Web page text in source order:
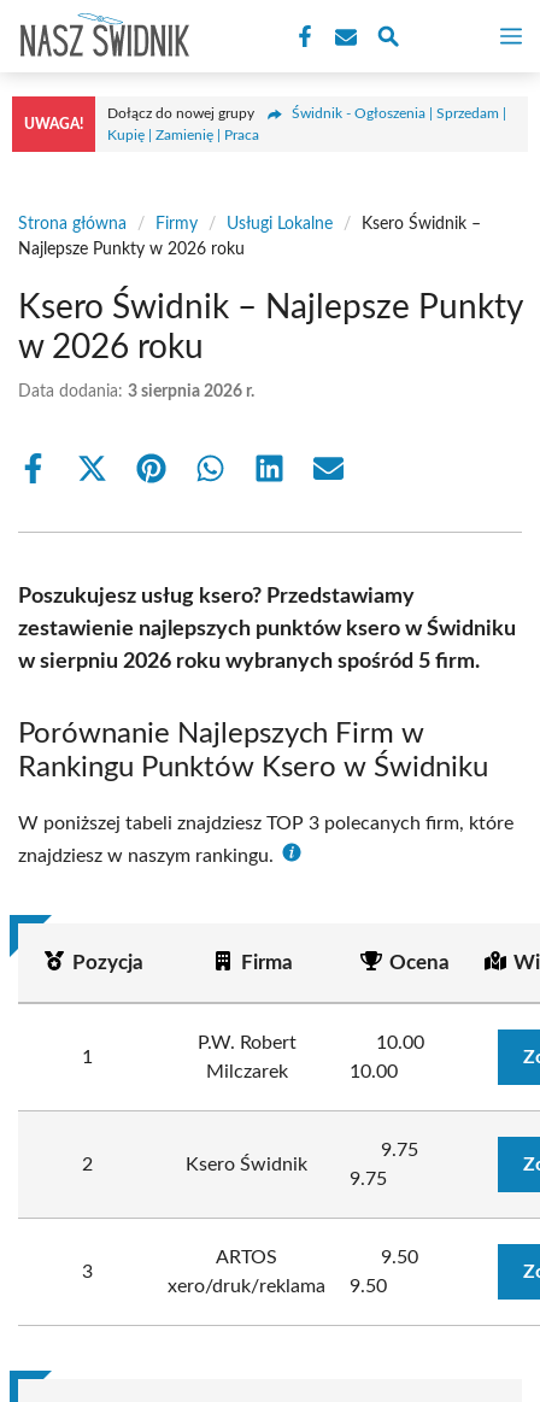
treści
UWAGA!
Dołącz do nowej grupy
Świdnik - Ogłoszenia | Sprzedam |
Kupię | Zamienię | Praca
Strona główna / Firmy / Usługi Lokalne /
Ksero Świdnik –
Najlepsze Punkty w 2026 roku
Ksero Świdnik – Najlepsze Punkty
w 2026 roku
Data dodania: 3 sierpnia 2026 r.
Share
Share
(Twitter)
Share Share Share Share
Poszukujesz usług ksero? Przedstawiamy
zestawienie najlepszych punktów ksero w Świdniku
w sierpniu 2026 roku wybranych spośród 5 firm.
Porównanie Najlepszych Firm w
Rankingu Punktów Ksero w Świdniku
W poniższej tabeli znajdziesz TOP 3 polecanych firm, które
znajdziesz w naszym rankingu.
Pozycja Firma Ocena
1
P.W. Robert
Milczarek
10.00
10.00
2 Ksero Świdnik
9.75
9.75
3
ARTOS
xero/druk/reklama
9.50
9.50